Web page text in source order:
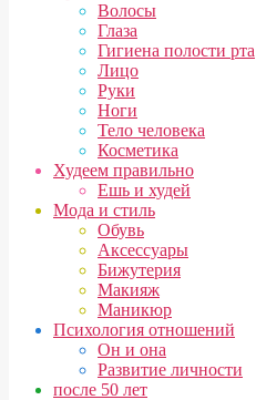
Волосы
Глаза
Гигиена полости рта
Лицо
Руки
Ноги
Тело человека
Косметика
Худеем правильно
Ешь и худей
Мода и стиль
Обувь
Аксессуары
Бижутерия
Макияж
Маникюр
Психология отношений
Он и она
Развитие личности
после 50 лет